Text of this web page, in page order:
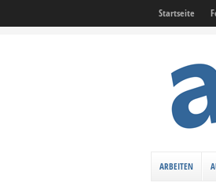
Startseite
ARBEITEN